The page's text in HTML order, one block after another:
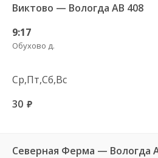
Виктово — Вологда АВ 408
9:17
Обухово д.
Ср,Пт,Сб,Вс
30 руб.
Северная Ферма — Вологда